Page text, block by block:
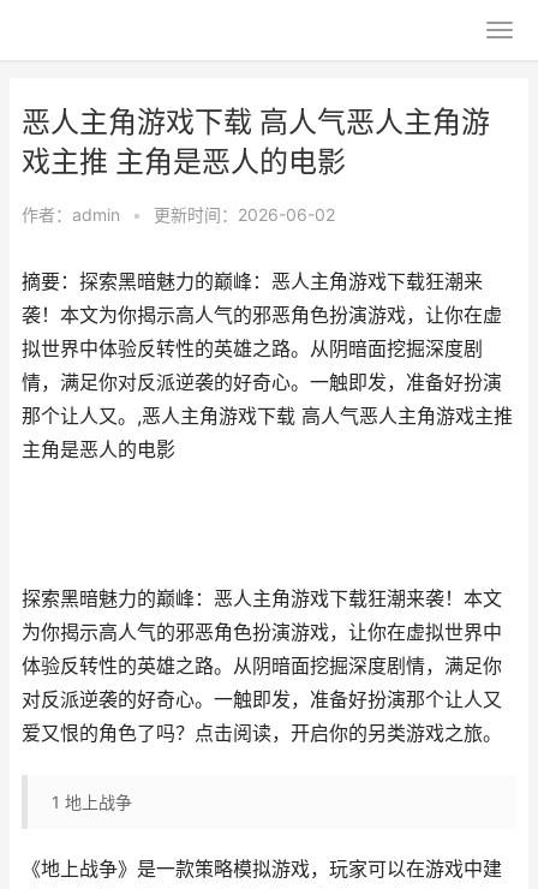
恶人主角游戏下载 高人气恶人主角游
戏主推 主角是恶人的电影
作者： admin • 更新时间：2026-06-02
摘要：探索黑暗魅力的巅峰：恶人主角游戏下载狂潮来
袭！本文为你揭示高人气的邪恶角色扮演游戏，让你在虚
拟世界中体验反转性的英雄之路。从阴暗面挖掘深度剧
情，满足你对反派逆袭的好奇心。一触即发，准备好扮演
那个让人又。,恶人主角游戏下载 高人气恶人主角游戏主推
主角是恶人的电影
探索黑暗魅力的巅峰：恶人主角游戏下载狂潮来袭！本文
为你揭示高人气的邪恶角色扮演游戏，让你在虚拟世界中
体验反转性的英雄之路。从阴暗面挖掘深度剧情，满足你
对反派逆袭的好奇心。一触即发，准备好扮演那个让人又
爱又恨的角色了吗？点击阅读，开启你的另类游戏之旅。
1 地上战争
《地上战争》是一款策略模拟游戏，玩家可以在游戏中建